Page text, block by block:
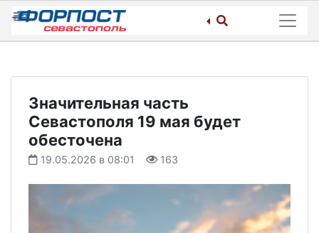
Skip
content
Значительная часть
Севастополя 19 мая будет
обесточена
19.05.2026 в 08:01 163